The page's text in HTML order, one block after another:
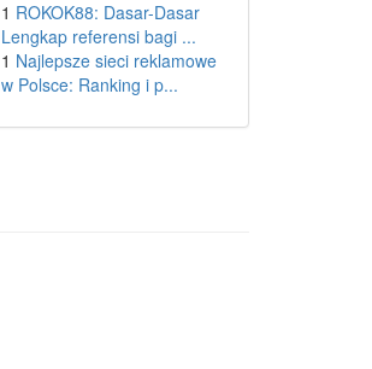
1 ROKOK88: Dasar-Dasar
Lengkap referensi bagi ...
1 Najlepsze sieci reklamowe
w Polsce: Ranking i p...